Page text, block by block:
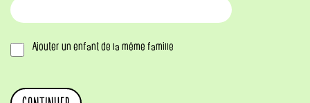
Ajouter un enfant de la même famille